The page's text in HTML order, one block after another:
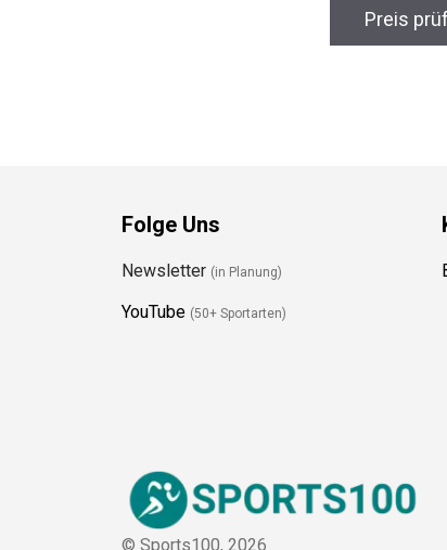
Preis
Folge Uns
Newsletter(in Planung)
YouTube (50+ Sportarten)
© Sports100, 2026